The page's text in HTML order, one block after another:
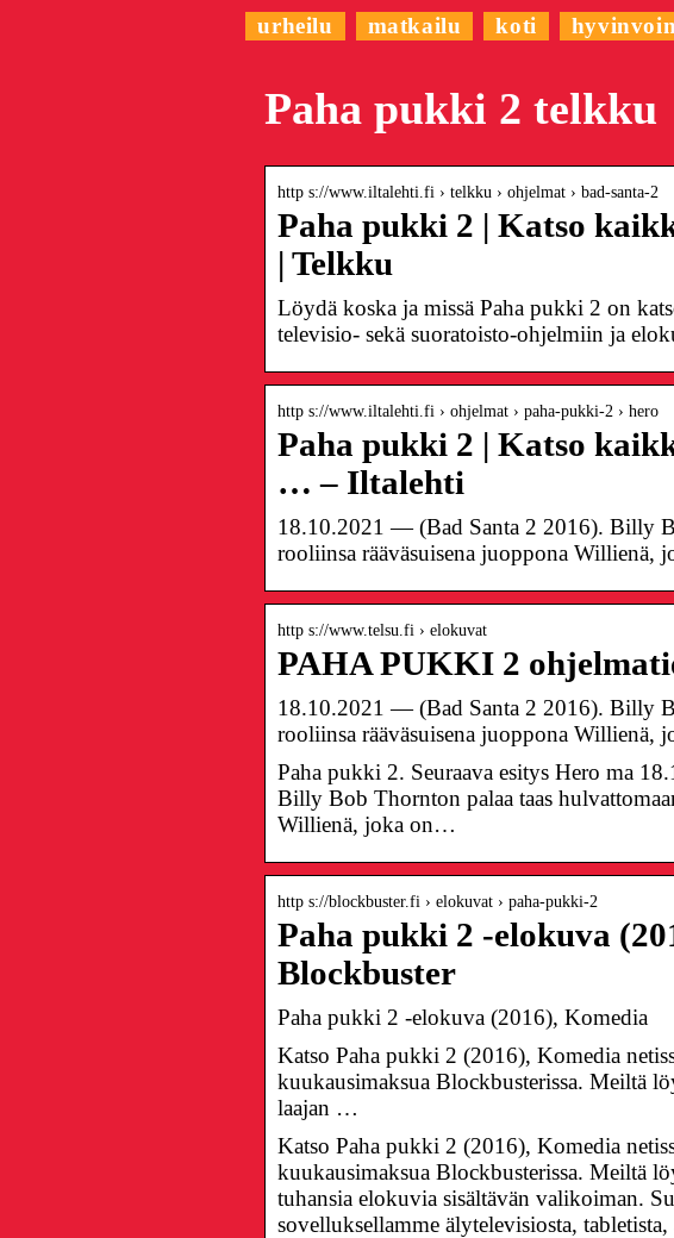
urheilu matkailu koti
Paha pukki 2 telkku
http s://www.iltalehti.fi › telkku › ohjelmat › bad-santa-2
Paha pukki 2 | Katso
| Telkku
Löydä koska ja missä Paha pukki 2 on
televisio- sekä suoratoisto-ohjelmiin ja
http s://www.iltalehti.fi › ohjelmat › paha-pukki-2 › hero
Paha pukki 2 | Katso
… – Iltalehti
18.10.2021 — (Bad Santa 2 2016). Billy
rooliinsa rääväsuisena juoppona Willienä,
http s://www.telsu.fi › elokuvat
PAHA PUKKI 2
18.10.2021 — (Bad Santa 2 2016). Billy
rooliinsa rääväsuisena juoppona Willienä,
Paha pukki 2. Seuraava esitys Hero ma
Billy Bob Thornton palaa taas
Willienä, joka on…
http s://blockbuster.fi › elokuvat › paha-pukki-2
Paha pukki 2 -elokuva
Blockbuster
Paha pukki 2 -elokuva (2016), Komedia
Katso Paha pukki 2 (2016), Komedia
kuukausimaksua Blockbusterissa. Meiltä
laajan …
Katso Paha pukki 2 (2016), Komedia
kuukausimaksua Blockbusterissa. Meiltä
tuhansia elokuvia sisältävän valikoiman.
sovelluksellamme älytelevisiosta,